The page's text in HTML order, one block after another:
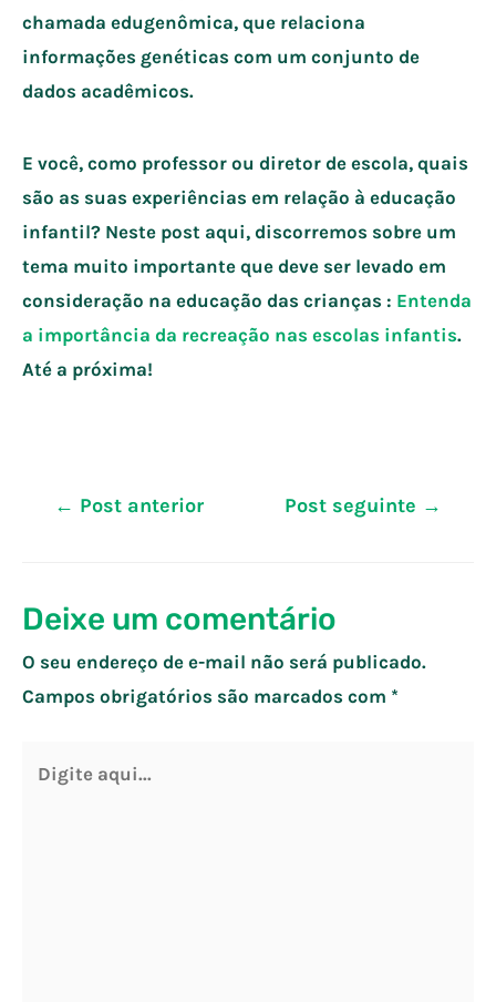
chamada edugenômica, que relaciona
informações genéticas com um conjunto de
dados acadêmicos.
E você, como professor ou diretor de escola, quais
são as suas experiências em relação à educação
infantil? Neste post aqui, discorremos sobre um
tema muito importante que deve ser levado em
consideração na educação das crianças : Entenda
a importância da recreação nas escolas infantis.
Até a próxima!
Navegação
← Post anterior Post seguinte →
Deixe um comentário
O seu endereço de e-mail não será publicado.
Campos obrigatórios são marcados com *
aqui...